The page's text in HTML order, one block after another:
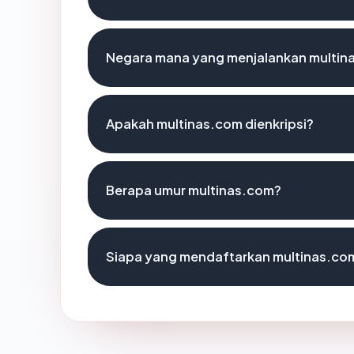
Negara mana yang menjalankan
Apakah multinas.com dienkripsi?
Berapa umur multinas.com?
Siapa yang mendaftarkan